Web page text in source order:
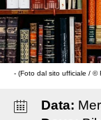
- (Foto dal sito ufficiale / ©
Data: Mer